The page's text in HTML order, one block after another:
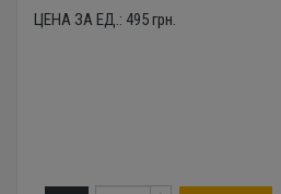
ЦЕНА ЗА ЕД.: 495грн.